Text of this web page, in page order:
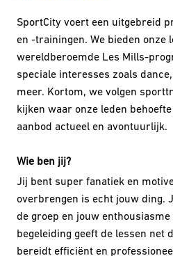
SportCity voert een uitgebreid
en -trainingen. We bieden onze
wereldberoemde Les Mills-
speciale interesses zoals
meer. Kortom, we volgen
kijken waar onze leden
aanbod actueel en avontuurlijk.
Wie ben jij?
Jij bent super fanatiek en
overbrengen is echt jouw ding.
de groep en jouw
begeleiding geeft de lessen net
bereidt efficiënt en